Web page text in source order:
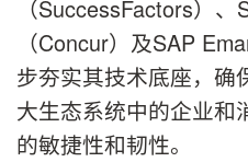
（SuccessFactors）
（Concur）及SAP
步夯实其技术底座，确
大生态系统中的企业和
的敏捷性和韧性。